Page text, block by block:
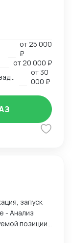
и решения
Латвия,
Алматы,
от25 000
₽
от20 000 ₽
от 30
000 ₽
запуск
позиции/